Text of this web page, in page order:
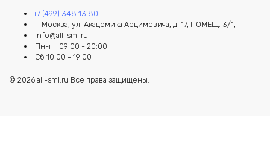
+7 (499) 348 13 80
г. Москва, ул. Академика Арцимовича, д. 17, ПОМЕЩ. 3/1,
info@all-sml.ru
Пн-пт 09:00 - 20:00
Сб 10:00 - 19:00
© 2026 all-sml.ru Все права защищены.